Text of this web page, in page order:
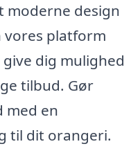
moderne design
vores platform
dig mulighed
tilbud. Gør
med en
til dit orangeri.